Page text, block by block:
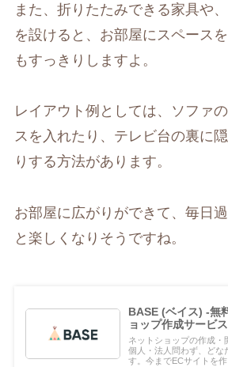
また、折りたたみできる家具や
を設けると、お部屋にスペース
もすっきりしますよ。
レイアウト例としては、ソファ
スを入れたり、テレビ台の裏に
りする方法があります。
お部屋に広がりができて、毎日
と楽しくなりそうですね。
BASE (ベイス) -無
ョップ作成サービス
ネットショップの作成・
個人・法人問わず、どな
す。今までECサイトを作